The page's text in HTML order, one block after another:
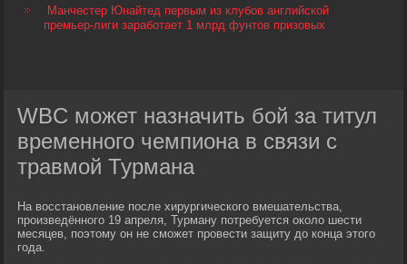
Манчестер Юнайтед первым из клубов английской
премьер-лиги заработает 1 млрд фунтов призовых
WBC может назначить бой за титул
временного чемпиона в связи с
травмой Турмана
На восстановление после хирургического вмешательства,
произведённого 19 апреля, Турману потребуется около шести
месяцев, поэтому он не сможет провести защиту до конца этого
года.